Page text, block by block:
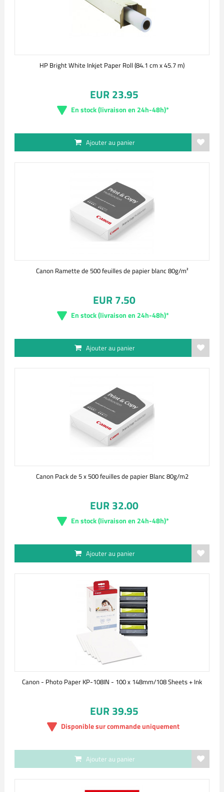
HP Bright White Inkjet Paper Roll (84.1 cm x 45.7 m)
EUR 23.95
En stock (livraison en 24h-48h)*
Ajouter au panier
Canon Ramette de 500 feuilles de papier blanc 80g/m²
EUR 7.50
En stock (livraison en 24h-48h)*
Ajouter au panier
Canon Pack de 5 x 500 feuilles de papier Blanc 80g/m2
EUR 32.00
En stock (livraison en 24h-48h)*
Ajouter au panier
Canon - Photo Paper KP-108IN - 100 x 148mm/108 Sheets + Ink
EUR 39.95
Disponible sur commande uniquement
Ajouter au panier